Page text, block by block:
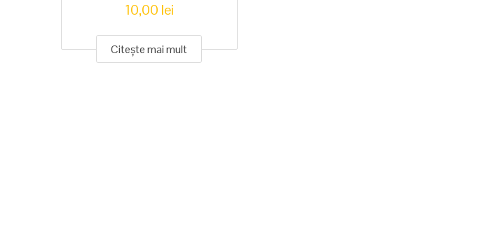
10,00 lei
Citește mai mult